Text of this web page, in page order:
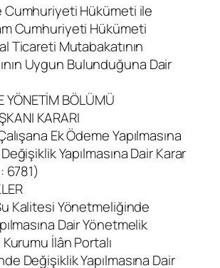
Cumhuriyeti Hükümeti ile
Cumhuriyeti Hükümeti
Ticareti Mutabakatının
Uygun Bulunduğuna Dair
YÖNETİM BÖLÜMÜ
KARARI
Ek Ödeme Yapılmasına
Yapılmasına Dair Karar
6781)
Kalitesi Yönetmeliğinde
Dair Yönetmelik
Kurumu İlân Portalı
Değişiklik Yapılmasına Dair